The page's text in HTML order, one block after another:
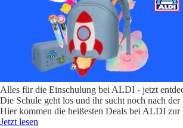
Alles für die Einschulung bei ALDI - jetzt
Die Schule geht los und ihr sucht noch nach
Hier kommen die heißesten Deals bei ALDI zur
Jetzt lesen